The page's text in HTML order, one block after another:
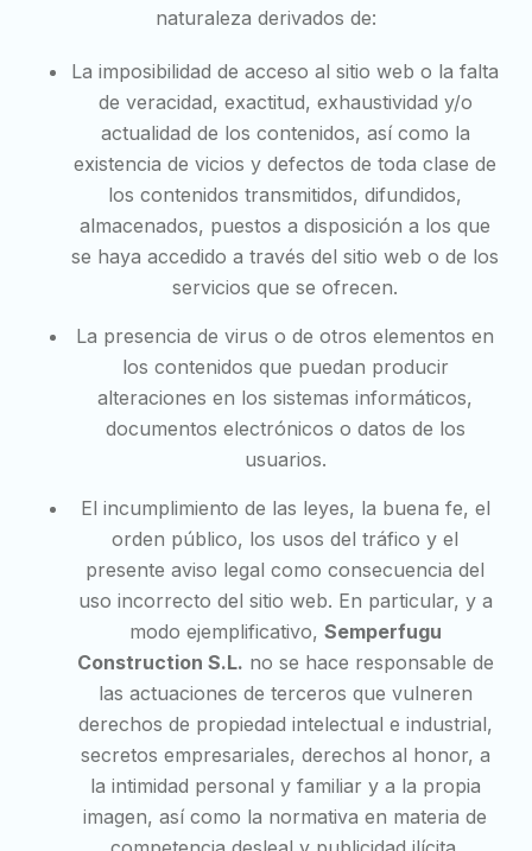
naturaleza derivados de:
La imposibilidad de acceso al sitio web o la falta
de veracidad, exactitud, exhaustividad y/o
actualidad de los contenidos, así como la
existencia de vicios y defectos de toda clase de
los contenidos transmitidos, difundidos,
almacenados, puestos a disposición a los que
se haya accedido a través del sitio web o de los
servicios que se ofrecen.
La presencia de virus o de otros elementos en
los contenidos que puedan producir
alteraciones en los sistemas informáticos,
documentos electrónicos o datos de los
usuarios.
El incumplimiento de las leyes, la buena fe, el
orden público, los usos del tráfico y el
presente aviso legal como consecuencia del
uso incorrecto del sitio web. En particular, y a
modo ejemplificativo, Semperfugu
Construction S.L. no se hace responsable de
las actuaciones de terceros que vulneren
derechos de propiedad intelectual e industrial,
secretos empresariales, derechos al honor, a
la intimidad personal y familiar y a la propia
imagen, así como la normativa en materia de